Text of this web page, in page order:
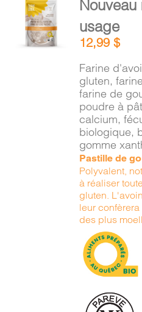
AU
PANIER
/
DÉTAILS
usage
12,99$
Farine
gluten,
farine de
poudre à
calcium,
biologique,
gomme
Pastille de
Polyvalent,
à réaliser
gluten.
leur
des plus